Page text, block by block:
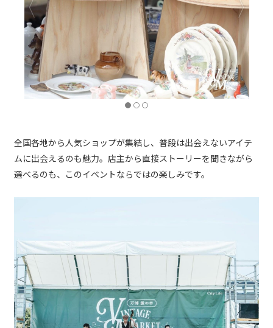
全国各地から人気ショップが集結し、普段は出会えないアイテ
ムに出会えるのも魅力。店主から直接ストーリーを聞きながら
選べるのも、このイベントならではの楽しみです。